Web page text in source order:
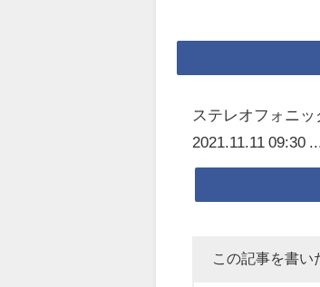
ステレオフォニ
2021.11.11 09:30 ...
この記事を書い